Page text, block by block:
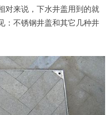
对来说，下水井盖用到的就
：不锈钢井盖和其它几种井